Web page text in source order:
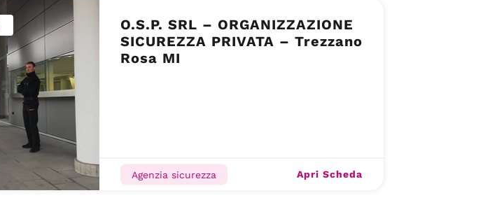
O.S.P. SRL – ORGANIZZAZIONE
SICUREZZA PRIVATA – Trezzano
Rosa MI
Agenzia sicurezza Apri Scheda